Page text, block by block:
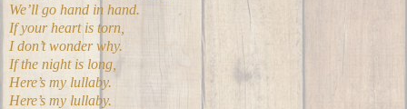
We’ll go hand in hand.
If your heart is torn,
I don’t wonder why.
If the night is long,
Here’s my lullaby.
Here’s my lullaby.